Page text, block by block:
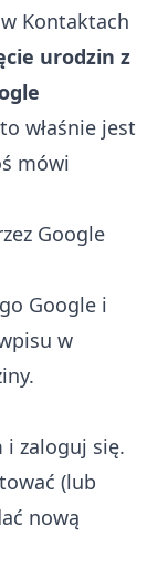
Kontaktach
urodzin z
właśnie jest
mówi
Google
Google i
w
i zaloguj się.
(lub
nową